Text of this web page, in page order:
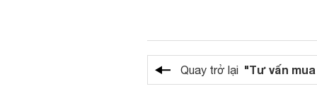
Quay trở lại "Tư vấn